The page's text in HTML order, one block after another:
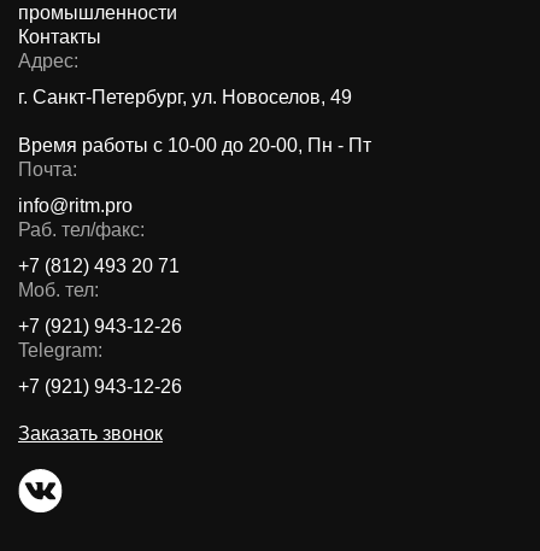
промышленности
Контакты
Адрес:
г. Санкт-Петербург, ул. Новоселов, 49
Время работы с 10-00 до 20-00, Пн - Пт
Почта:
info@ritm.pro
Раб. тел/факс:
+7 (812) 493 20 71
Моб. тел:
+7 (921) 943-12-26
Telegram:
+7 (921) 943-12-26
Заказать звонок